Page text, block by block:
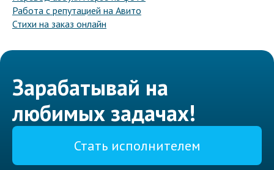
Работа с репутацией на Авито
Стихи на заказ онлайн
Зарабатывай на
любимых задачах!
Стать исполнителем